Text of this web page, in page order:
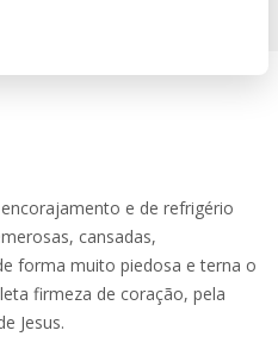
e de refrigério
cansadas,
forma muito piedosa e terna o
firmeza de coração, pela
Jesus.